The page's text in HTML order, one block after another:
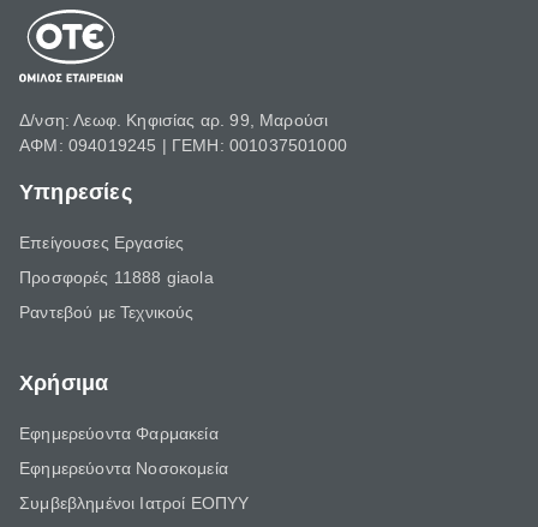
Δ/νση: Λεωφ. Κηφισίας αρ. 99, Μαρούσι
ΑΦΜ: 094019245 | ΓΕΜΗ: 001037501000
Υπηρεσίες
Επείγουσες Εργασίες
Προσφορές 11888 giaola
Ραντεβού με Τεχνικούς
Χρήσιμα
Εφημερεύοντα Φαρμακεία
Εφημερεύοντα Νοσοκομεία
Συμβεβλημένοι Ιατροί ΕΟΠΥΥ